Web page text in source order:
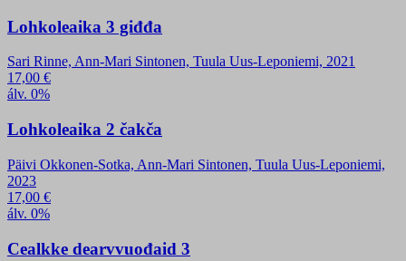
Lohkoleaika 3 giđđa
Sari Rinne, Ann-Mari Sintonen, Tuula Uus-Leponiemi, 2021
17,00 €
álv. 0%
Lohkoleaika 2 čakča
Päivi Okkonen-Sotka, Ann-Mari Sintonen, Tuula Uus-Leponiemi,
2023
17,00 €
álv. 0%
Cealkke dearvvuođaid 3